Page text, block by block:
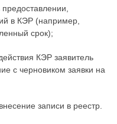
в КЭР (например,
срок);
КЭР заявитель
с черновиком заявки на
записи в реестр.